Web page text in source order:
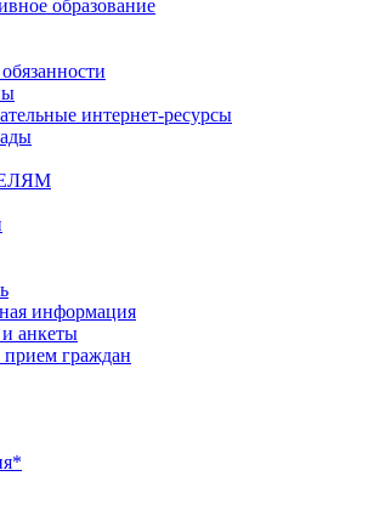
образование
интернет-ресурсы
информация
анкеты
граждан